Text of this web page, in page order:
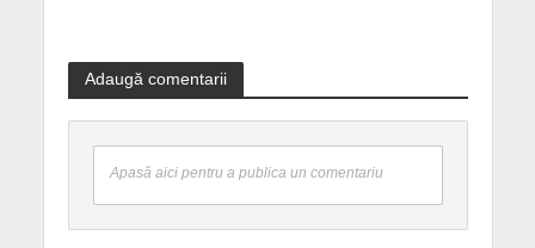
Adaugă comentarii
Apasă aici pentru a publica un comentariu